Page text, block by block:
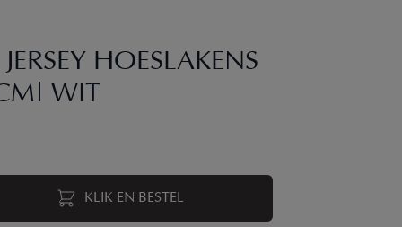
HOESLAKENS
WIT
KLIK EN BESTEL